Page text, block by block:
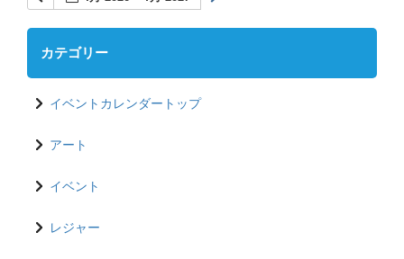
カテゴリー
イベントカレンダートップ
アート
イベント
レジャー